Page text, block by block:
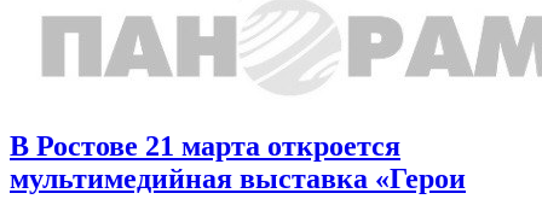
В Ростове 21 марта откроется
мультимедийная выставка «Герои